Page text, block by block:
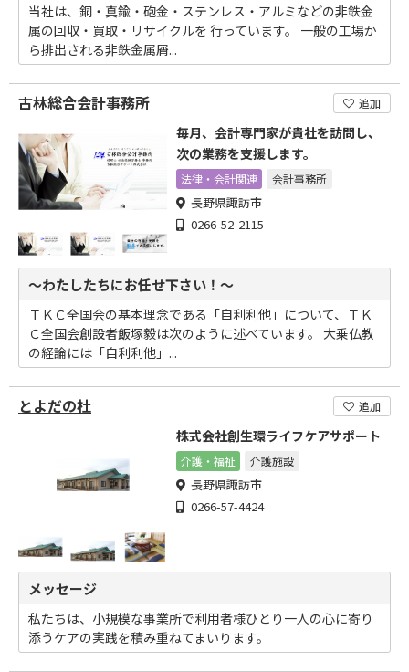
当社は、銅・真鍮・砲金・ステンレス・アルミなどの非鉄金
属の回収・買取・リサイクルを 行っています。 一般の工場か
ら排出される非鉄金属屑...
古林総合会計事務所 追加
毎月、会計専門家が貴社を訪問し、
次の業務を支援します。
法律・会計関連 会計事務所
長野県諏訪市
0266-52-2115
～わたしたちにお任せ下さい！～
ＴＫＣ全国会の基本理念である「自利利他」について、ＴＫ
Ｃ全国会創設者飯塚毅は次のように述べています。 大乗仏教
の経論には「自利利他」...
とよだの杜 追加
株式会社創生環ライフケアサポート
介護・福祉 介護施設
長野県諏訪市
0266-57-4424
メッセージ
私たちは、小規模な事業所で利用者様ひとり一人の心に寄り
添うケアの実践を積み重ねてまいります。